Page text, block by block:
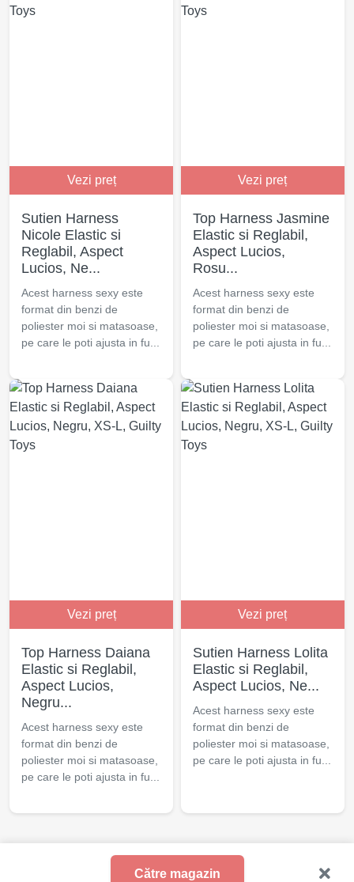
Vezi preț
Sutien Harness
Nicole Elastic si
Reglabil, Aspect
Lucios, Ne...
Acest harness sexy este
format din benzi de
poliester moi si matasoase,
pe care le poti ajusta in fu...
Vezi preț
Top Harness Jasmine
Elastic si Reglabil,
Aspect Lucios,
Rosu...
Acest harness sexy este
format din benzi de
poliester moi si matasoase,
pe care le poti ajusta in fu...
Vezi preț
Top Harness Daiana
Elastic si Reglabil,
Aspect Lucios,
Negru...
Acest harness sexy este
format din benzi de
poliester moi si matasoase,
pe care le poti ajusta in fu...
Vezi preț
Sutien Harness Lolita
Elastic si Reglabil,
Aspect Lucios, Ne...
Acest harness sexy este
format din benzi de
poliester moi si matasoase,
pe care le poti ajusta in fu...
Către magazin
© 2021 - 2025 Excita.ro